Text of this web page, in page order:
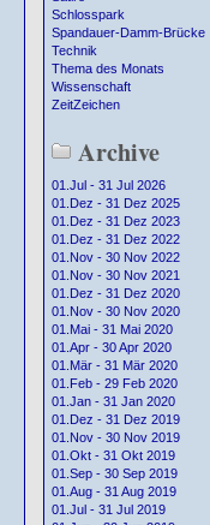
Schlosspark
Spandauer-Damm-Brücke
Technik
Thema des Monats
Wissenschaft
ZeitZeichen
Archive
01.Jul - 31 Jul 2026
01.Dez - 31 Dez 2025
01.Dez - 31 Dez 2023
01.Dez - 31 Dez 2022
01.Nov - 30 Nov 2022
01.Nov - 30 Nov 2021
01.Dez - 31 Dez 2020
01.Nov - 30 Nov 2020
01.Mai - 31 Mai 2020
01.Apr - 30 Apr 2020
01.Mär - 31 Mär 2020
01.Feb - 29 Feb 2020
01.Jan - 31 Jan 2020
01.Dez - 31 Dez 2019
01.Nov - 30 Nov 2019
01.Okt - 31 Okt 2019
01.Sep - 30 Sep 2019
01.Aug - 31 Aug 2019
01.Jul - 31 Jul 2019